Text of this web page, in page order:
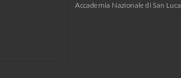
Accademia Nazionale di San Luca